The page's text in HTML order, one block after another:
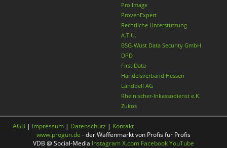
Pro Image
ProvenExpert
Rechtliche Unterstützung
A.T.U.
BSG-Wüst Data Security GmbH
DPD
First Data
Handelsverband Hessen
Landbell AG
Rheinischer-Inkassodienst e.K.
Zukos
AGB | Impressum | Datenschutz | Kontakt
www.progun.de - der Waffenmarkt von Profis für Profis
VDB @ Social-Media InstagramX.com FacebookYouTube